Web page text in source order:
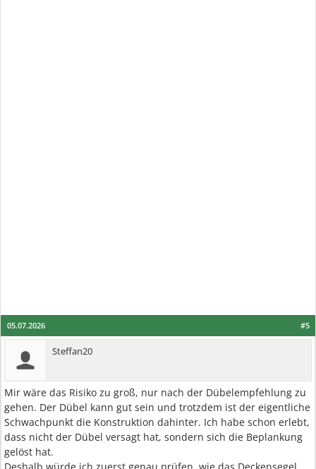
#5
05.07.2026
Steffan20
Mir wäre das Risiko zu groß, nur nach der Dübelempfehlung zu
gehen. Der Dübel kann gut sein und trotzdem ist der eigentliche
Schwachpunkt die Konstruktion dahinter. Ich habe schon erlebt,
dass nicht der Dübel versagt hat, sondern sich die Beplankung
gelöst hat.